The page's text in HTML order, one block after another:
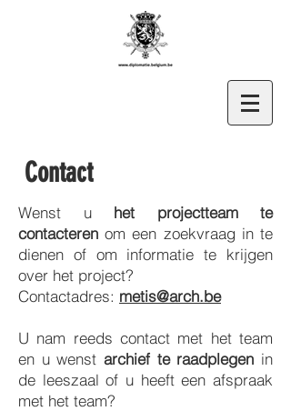
Contact
Wenst u het projectteam te
contacterenom een zoekvraag in te
dienen of om informatie te krijgen
over het project?
Contactadres: metis@arch.be
U nam reeds contact met het team
en u wenst archief te raadplegen in
de leeszaal of u heeft een afspraak
met het team?